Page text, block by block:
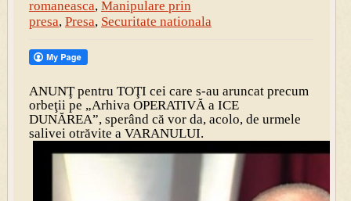
romaneasca, Manipulare prin
presa, Presa, Securitate nationala
ANUNŢ pentru TOŢI cei care s-au aruncat precum
orbeţii pe „Arhiva OPERATIVĂ a ICE
DUNĂREA”, sperând că vor da, acolo, de urmele
salivei otrăvite a VARANULUI.